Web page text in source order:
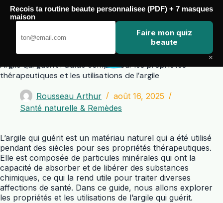
Passer
contenu
Argile qui guérit : Guide complet sur les propriétés
thérapeutiques et les utilisations de l’argile
Rousseau Arthur
août 16, 2025
Santé naturelle & Remèdes
L’argile qui guérit est un matériau naturel qui a été utilisé
pendant des siècles pour ses propriétés thérapeutiques.
Elle est composée de particules minérales qui ont la
capacité de absorber et de libérer des substances
chimiques, ce qui la rend utile pour traiter diverses
affections de santé. Dans ce guide, nous allons explorer
les propriétés et les utilisations de l’argile qui guérit.
Recois ta routine beaute personnalisee (PDF) + 7 masques
maison
Faire mon quiz
beaute
×